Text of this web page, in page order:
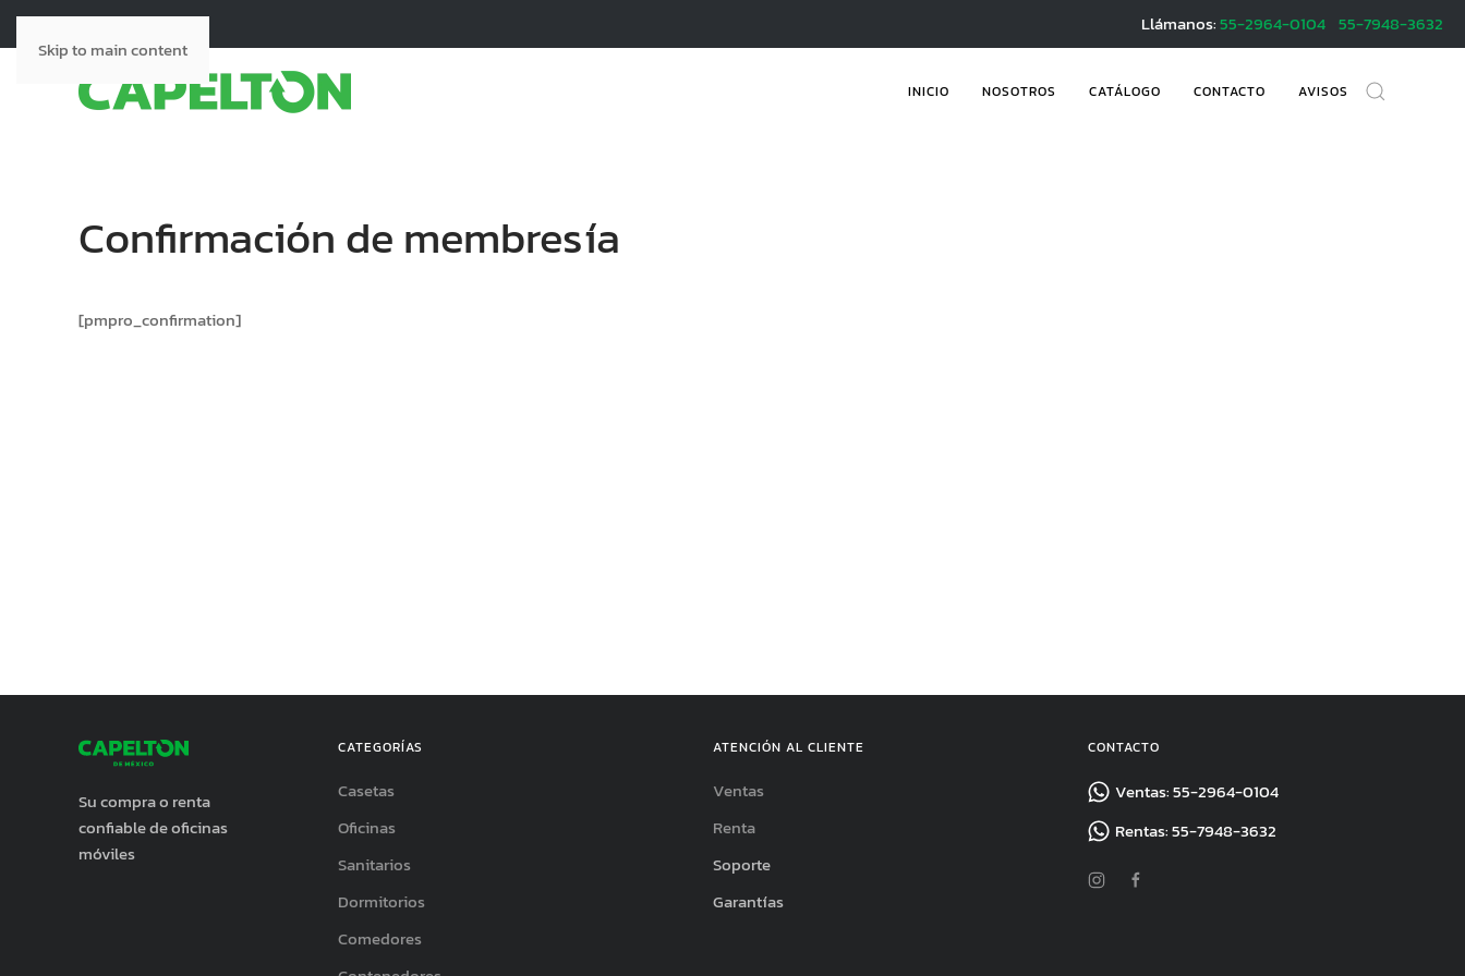
Llámanos:55-2964-0104 55-7948-3632
Skip to main content
INICIO NOSOTROS CATÁLOGO CONTACTO AVISOS
Confirmación de membresía
[pmpro_confirmation]
Su compra o renta
confiable de oficinas
móviles
CATEGORÍAS
Casetas
Oficinas
Sanitarios
Dormitorios
Comedores
ATENCIÓN AL CLIENTE
Ventas
Renta
Soporte
Garantías
CONTACTO
Ventas: 55-2964-0104
Rentas: 55-7948-3632